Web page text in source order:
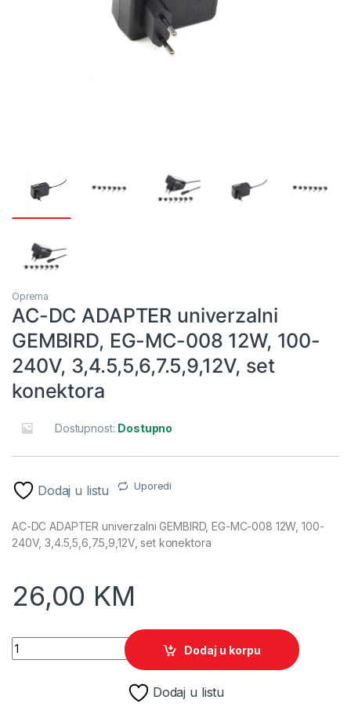
Oprema
AC-DC ADAPTER univerzalni
GEMBIRD, EG-MC-008 12W, 100-
240V, 3,4.5,5,6,7.5,9,12V, set
konektora
Dostupnost: Dostupno
Dodaj u listu Uporedi
AC-DC ADAPTER univerzalni GEMBIRD, EG-MC-008 12W, 100-
240V, 3,4.5,5,6,7.5,9,12V, set konektora
26,00 KM
AC-DC ADAPTER univerzalni GEMBIRD, EG-MC-008 12W,
Dodaj u korpu
Dodaj u listu